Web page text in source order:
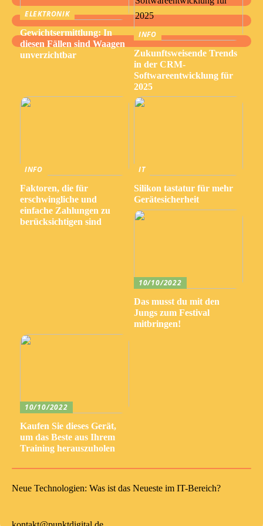
ELEKTRONIK
Gewichtsermittlung: In
diesen Fällen sind Waagen
unverzichtbar
INFO
Zukunftsweisende Trends
in der CRM-
Softwareentwicklung für
2025
INFO
Faktoren, die für
erschwingliche und
einfache Zahlungen zu
berücksichtigen sind
IT
Silikon tastatur für mehr
Gerätesicherheit
10/10/2022
Das musst du mit den
Jungs zum Festival
mitbringen!
10/10/2022
Kaufen Sie dieses Gerät,
um das Beste aus Ihrem
Training herauszuholen
Neue Technologien: Was ist das Neueste im IT-Bereich?